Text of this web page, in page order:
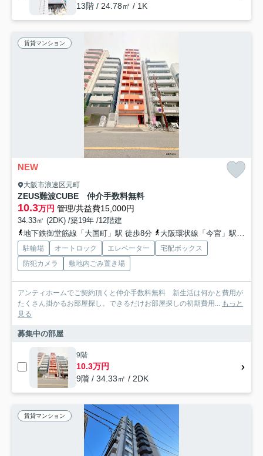
13階 / 24.78㎡ / 1K
賃貸マンション
NEW
大阪市浪速区元町
ZEUS難波CUBE 仲介手数料無料
10.3万円 管理/共益費15,000円
34.33㎡ (2DK) /築19年 /12階建
地下鉄御堂筋線「大国町」駅 徒歩8分
大阪環状線「今宮」駅 徒歩10分
駐輪場 オートロック エレベーター
宅配ボックス
防犯カメラ
敷地内ごみ置き場
アンティホームでご契約頂くと仲介手数料無料 新生活は何かと費用が
たくさん掛かるお部屋探し。できるだけお部屋探しの初期費用...
もっと
見る
募集中の部屋
9階
10.3万円
9階 / 34.33㎡ / 2DK
賃貸マンション